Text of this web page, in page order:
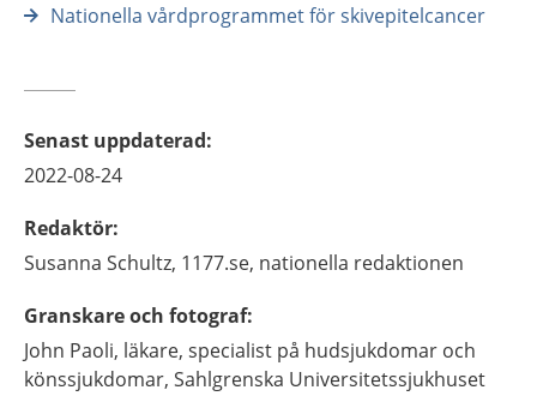
Nationella vårdprogrammet för skivepitelcancer
Senast uppdaterad:
2022-08-24
Redaktör:
Susanna Schultz, 1177.se, nationella redaktionen
Granskare och fotograf:
John Paoli, läkare, specialist på hudsjukdomar och
könssjukdomar, Sahlgrenska Universitetssjukhuset